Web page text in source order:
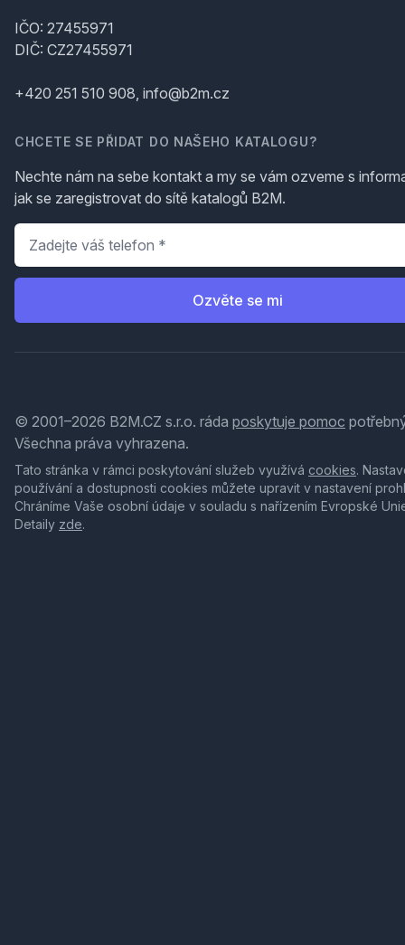
IČO: 27455971
DIČ: CZ27455971
+420 251 510 908, info@b2m.cz
CHCETE SE PŘIDAT DO NAŠEHO KATALOGU?
Nechte nám na sebe kontakt a my se vám ozveme s
jak se zaregistrovat do sítě katalogů B2M.
Telefon
Ozvěte se mi
© 2001–2026 B2M.CZ s.r.o. ráda poskytuje pomoc
Všechna práva vyhrazena.
Tato stránka v rámci poskytování služeb využívá cookies.
používání a dostupnosti cookies můžete upravit v nastavení
Chráníme Vaše osobní údaje v souladu s nařízením Evropské
Detaily zde.